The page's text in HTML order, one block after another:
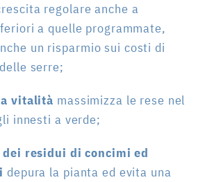
regolare anche a
a quelle programmate,
un risparmio sui costi di
serre;
vitalità massimizza le rese nel
innesti a verde;
dei residui di concimi ed
depura la pianta ed evita una